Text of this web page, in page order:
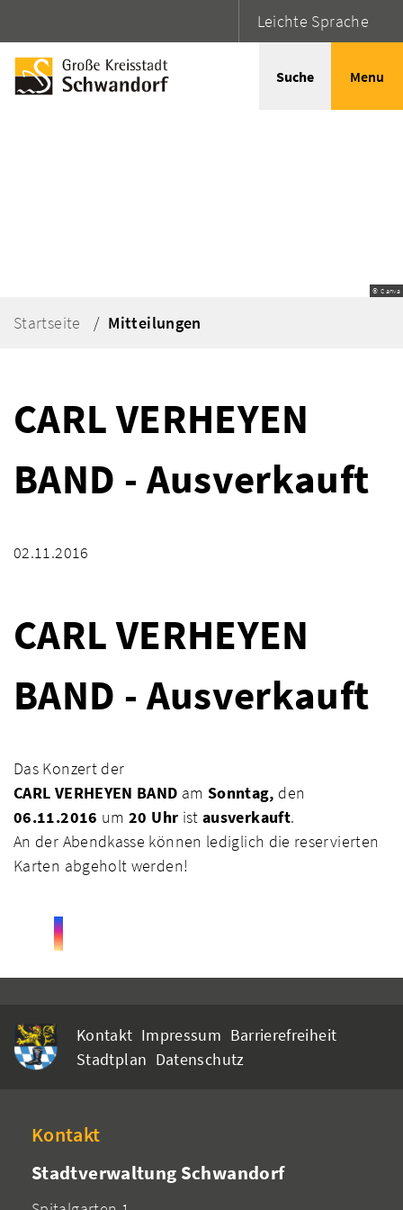
Leichte Sprache
Suche Menu
© Canva
Startseite Mitteilungen
CARL VERHEYEN
BAND - Ausverkauft
02.11.2016
CARL VERHEYEN
BAND - Ausverkauft
Das Konzert der
CARL VERHEYEN BAND am Sonntag, den
06.11.2016 um 20 Uhr istausverkauft.
An der Abendkasse können lediglich die reservierten
Karten abgeholt werden!
Kontakt Impressum Barrierefreiheit
Stadtplan Datenschutz
Kontakt
Stadtverwaltung Schwandorf